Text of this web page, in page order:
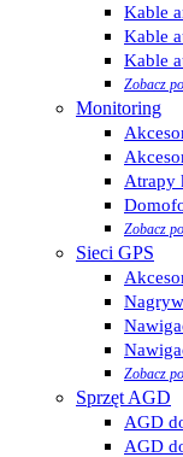
Kable
Kable
Kable
Zobacz
Monitoring
Atrapy
Zobacz
Sieci GPS
Zobacz
Sprzęt AGD
AGD
AGD